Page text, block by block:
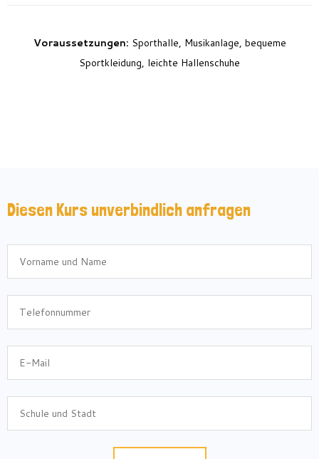
Voraussetzungen: Sporthalle, Musikanlage, bequeme
Sportkleidung, leichte Hallenschuhe
Diesen Kurs unverbindlich anfragen